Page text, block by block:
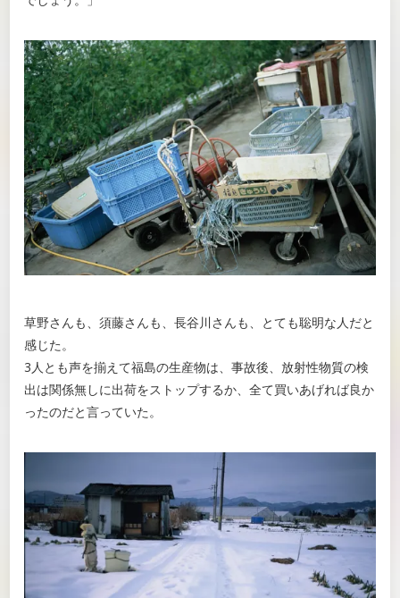
草野さんも、須藤さんも、長谷川さんも、とても聡明な人だと
感じた。
3人とも声を揃えて福島の生産物は、事故後、放射性物質の検
出は関係無しに出荷をストップするか、全て買いあげれば良か
ったのだと言っていた。